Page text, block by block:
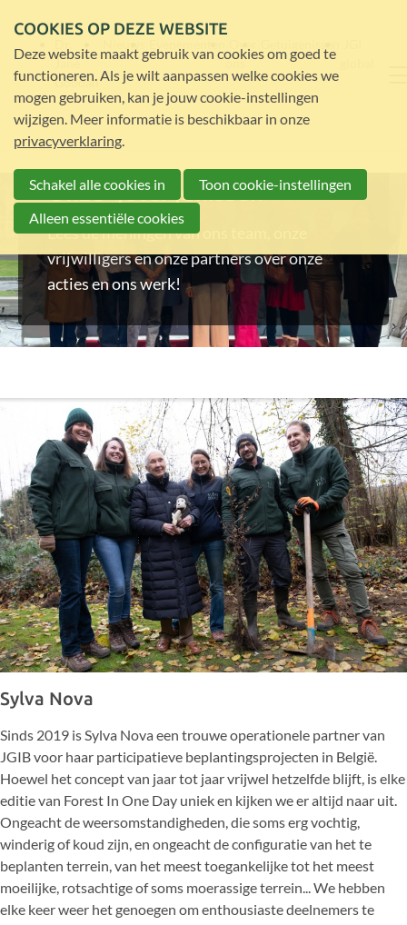
Jane
Goodall
ons
Onze getuigenissen
Lees de meningen van ons team, onze
vrijwilligers en onze partners over onze
acties en ons werk!
Sylva Nova
Sinds 2019 is Sylva Nova een trouwe operationele partner van
JGIB voor haar participatieve beplantingsprojecten in België.
Hoewel het concept van jaar tot jaar vrijwel hetzelfde blijft, is elke
editie van Forest In One Day uniek en kijken we er altijd naar uit.
Ongeacht de weersomstandigheden, die soms erg vochtig,
winderig of koud zijn, en ongeacht de configuratie van het te
beplanten terrein, van het meest toegankelijke tot het meest
moeilijke, rotsachtige of soms moerassige terrein... We hebben
elke keer weer het genoegen om enthousiaste deelnemers te
COOKIES OP DEZE WEBSITE
Deze website maakt gebruik van cookies om goed te
functioneren. Als je wilt aanpassen welke cookies we
mogen gebruiken, kan je jouw cookie-instellingen
wijzigen. Meer informatie is beschikbaar in onze
privacyverklaring.
Schakel alle cookies in
Toon cookie-instellingen
Alleen essentiële cookies